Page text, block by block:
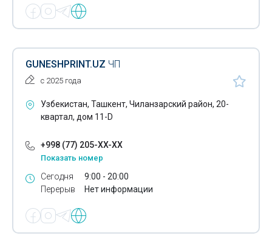
Изготовление объёмных букв
Каталоги
Нанесение логотипов
Офсетная печать
Сублимационная печать
Изготовление вывесок
Изготовление информационных стендов
Изготовление рекламных штендеров
GUNESHPRINT.UZ ЧП
с 2025 года
Узбекистан, Ташкент, Чиланзарский район, 20-
квартал, дом 11-D
+998 (77) 205-XX-XX
Показать номер
Сегодня
Перерыв
9:00 - 20:00
Нет информации